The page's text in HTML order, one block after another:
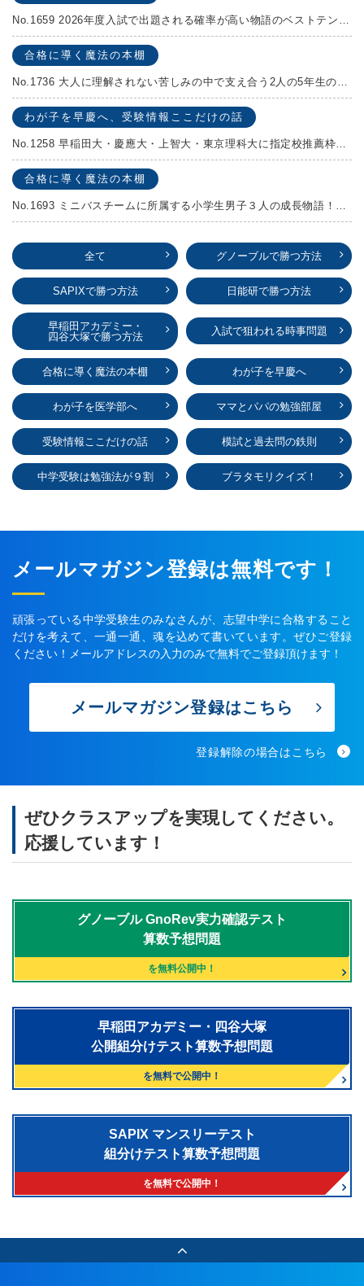
合格に導く魔法の本棚
わが子を早慶へ、受験情報ここだけの話
合格に導く魔法の本棚
全て グノーブルで勝つ方法
SAPIXで勝つ方法 日能研で勝つ方法
早稲田アカデミー・
四谷大塚で勝つ方法
入試で狙われる時事問題
合格に導く魔法の本棚 わが子を早慶へ
わが子を医学部へ ママとパパの勉強部屋
受験情報ここだけの話 模試と過去問の鉄則
中学受験は勉強法が９割 ブラタモリクイズ！
メールマガジン登録は無料です！
頑張っている中学受験生のみなさんが、志望中学に合格すること
だけを考えて、一通一通、魂を込めて書いています。ぜひご登録
ください！メールアドレスの入力のみで無料でご登録頂けます！
メールマガジン登録はこちら
登録解除の場合はこちら
ぜひクラスアップを実現してください。
応援しています！
グノーブルGnoRev実力確認テスト
算数予想問題
を無料公開中！
早稲田アカデミー・四谷大塚
公開組分けテスト算数予想問題
を無料で公開中！
SAPIX マンスリーテスト
組分けテスト算数予想問題
を無料で公開中！